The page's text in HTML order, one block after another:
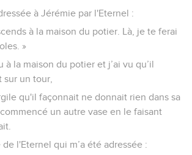
à Jérémie par l'Eternel :
à la maison du potier. Là, je te ferai
»
à la maison du potier et j’ai vu qu’il
un tour,
qu'il façonnait ne donnait rien dans sa
un autre vase en le faisant
l'Eternel qui m’a été adressée :